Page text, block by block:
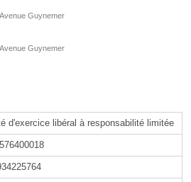
Guynemer
Guynemer
d'exercice libéral à responsabilité limitée